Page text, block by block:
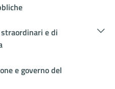
e di
e governo del